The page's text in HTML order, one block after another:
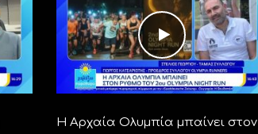
Η Αρχαία Ολυμπία μπαίνει στον